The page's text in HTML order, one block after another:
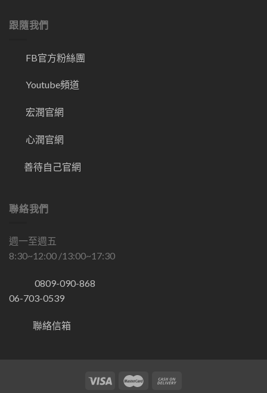
跟隨我們
FB官方粉絲團
Youtube頻道
宏潤官網
心潤官網
善待自己官網
聯絡我們
週一至週五
8:30~12:00 /13:00~17:30
0809-090-868
06-703-0539
聯絡信箱